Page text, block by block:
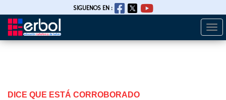
Pasar
SIGUENOS EN :
DICE QUE ESTÁ CORROBORADO